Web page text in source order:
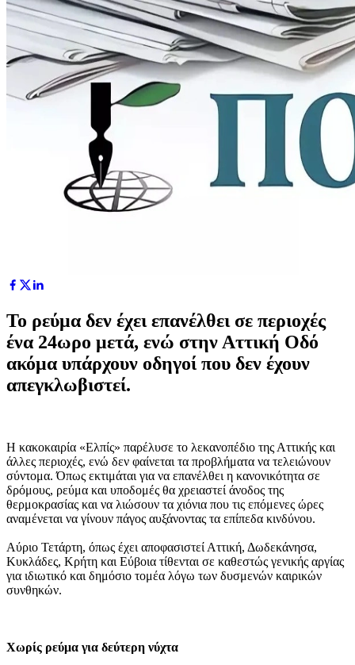
Το ρεύμα δεν έχει επανέλθει σε περιοχές
ένα 24ωρο μετά, ενώ στην Αττική Οδό
ακόμα υπάρχουν οδηγοί που δεν έχουν
απεγκλωβιστεί.
Η κακοκαιρία «Ελπίς» παρέλυσε το λεκανοπέδιο της Αττικής και
άλλες περιοχές, ενώ δεν φαίνεται τα προβλήματα να τελειώνουν
σύντομα. Όπως εκτιμάται για να επανέλθει η κανονικότητα σε
δρόμους, ρεύμα και υποδομές θα χρειαστεί άνοδος της
θερμοκρασίας και να λιώσουν τα χιόνια που τις επόμενες ώρες
αναμένεται να γίνουν πάγος αυξάνοντας τα επίπεδα κινδύνου.
Αύριο Τετάρτη, όπως έχει αποφασιστεί Αττική, Δωδεκάνησα,
Κυκλάδες, Κρήτη και Εύβοια τίθενται σε καθεστώς γενικής αργίας
για ιδιωτικό και δημόσιο τομέα λόγω των δυσμενών καιρικών
συνθηκών.
Χωρίς ρεύμα για δεύτερη νύχτα